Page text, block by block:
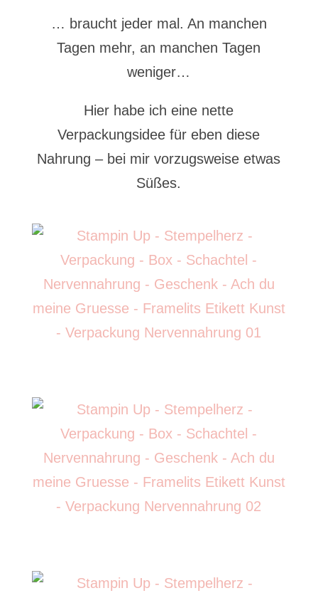
… braucht jeder mal. An manchen
Tagen mehr, an manchen Tagen
weniger…
Hier habe ich eine nette
Verpackungsidee für eben diese
Nahrung – bei mir vorzugsweise etwas
Süßes.